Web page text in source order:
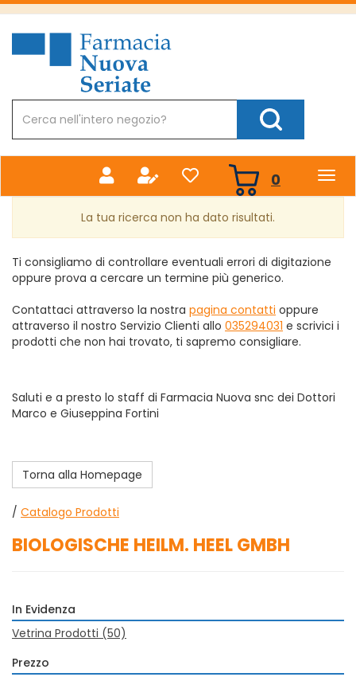
Passa
principale
Farmacia
Nuova
Prodotto
Cerca Prodotto
0 prodotti
inseriti
La tua ricerca non ha dato risultati.
Ti consigliamo di controllare eventuali errori di digitazione
oppure prova a cercare un termine più generico.
Contattaci attraverso la nostra pagina contatti oppure
attraverso il nostro Servizio Clienti allo 035294031 e scrivici i
prodotti che non hai trovato, ti sapremo consigliare.
Saluti e a presto lo staff di Farmacia Nuova snc dei Dottori
Marco e Giuseppina Fortini
Torna alla Homepage
/ Catalogo Prodotti
BIOLOGISCHE HEILM. HEEL GMBH
In Evidenza
Vetrina Prodotti (50)
Prezzo